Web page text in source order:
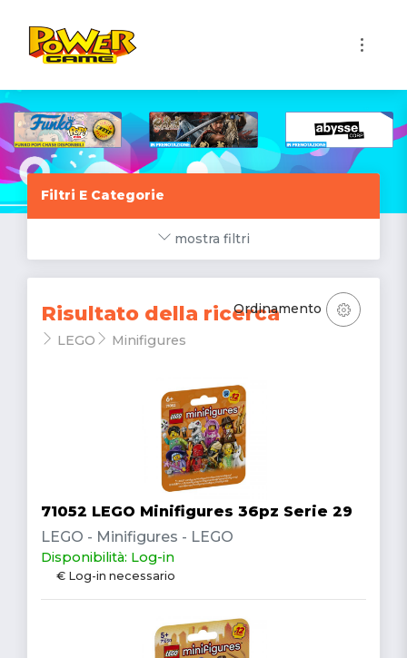
Filtri E Categorie
mostra filtri
Risultato della ricerca
LEGO Minifigures
Ordinamento
71052 LEGO Minifigures 36pz Serie 29
LEGO - Minifigures - LEGO
Disponibilità: Log-in
€ Log-in necessario